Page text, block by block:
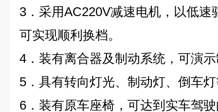
3．采用AC220V减速电机，以低速
可实现顺利换档。
4．装有离合器及制动系统，可演
5．具有转向灯光、制动灯、倒车
6．装有原车座椅，可达到实车驾